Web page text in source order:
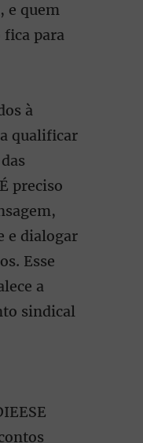
e quem
fica para
à
qualificar
preciso
e dialogar
Esse
a
sindical